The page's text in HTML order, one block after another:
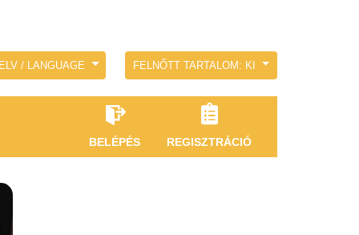
/ LANGUAGE FELNŐTT TARTALOM: KI
BELÉPÉS REGISZTRÁCIÓ